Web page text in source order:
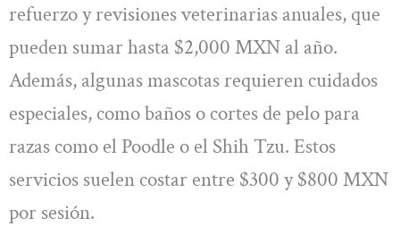
refuerzo y revisiones veterinarias anuales, que
pueden sumar hasta $2,000 MXN al año.
Además, algunas mascotas requieren cuidados
especiales, como baños o cortes de pelo para
razas como el Poodle o el Shih Tzu. Estos
servicios suelen costar entre $300 y $800 MXN
por sesión.